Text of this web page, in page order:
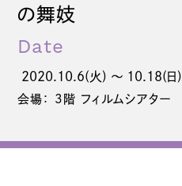
の舞妓
Date
2020.10.6(火) 〜 10.18(日)
会場： 3階 フィルムシアター